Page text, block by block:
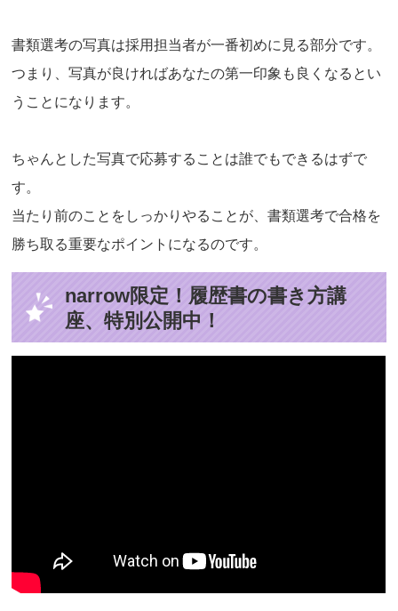
書類選考の写真は採用担当者が一番初めに見る部分です。
つまり、写真が良ければあなたの第一印象も良くなるとい
うことになります。
ちゃんとした写真で応募することは誰でもできるはずで
す。
当たり前のことをしっかりやることが、書類選考で合格を
勝ち取る重要なポイントになるのです。
narrow限定！履歴書の書き方講
座、特別公開中！